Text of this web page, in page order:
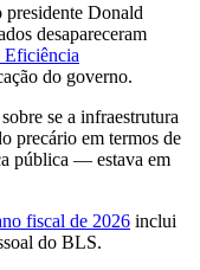
presidente Donald
desapareceram
Eficiência
do governo.
se a infraestrutura
precário em termos de
pública — estava em
fiscal de 2026 inclui
do BLS.